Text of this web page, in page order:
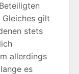
gilt
stets
allerdings
es